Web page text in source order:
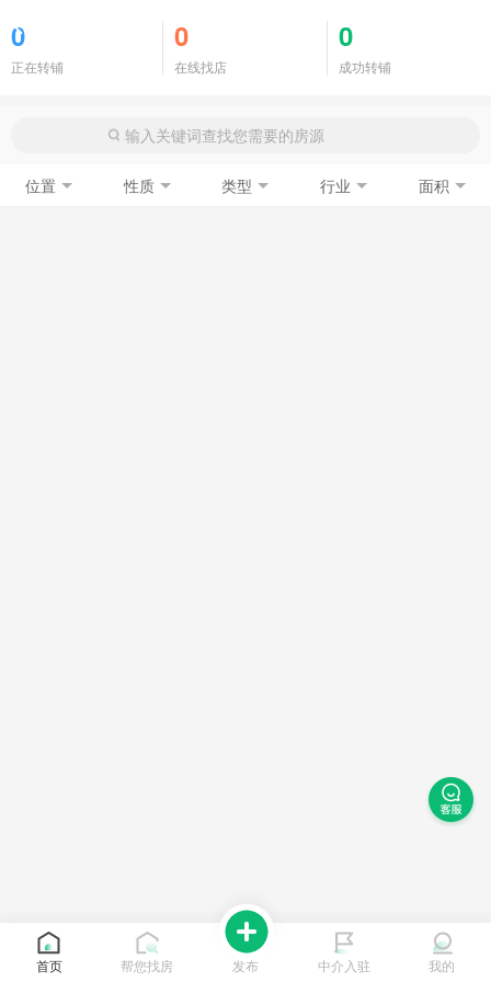
0
正在转铺
0
在线找店
0
成功转铺
位置 性质 类型 行业 面积
首页 帮您找房 发布 中介入驻 我的